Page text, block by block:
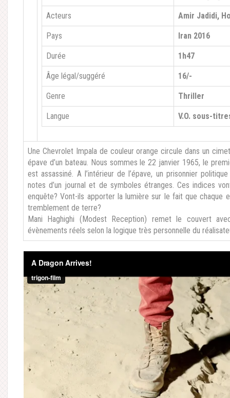
Acteurs Amir Jadidi,
Pays Iran 2016
Durée 1h47
Âge légal/suggéré 16/-
Genre Thriller
Langue V.O. sous-
Une Chevrolet Impala de couleur orange circule dans un
épave d’un bateau. Nous sommes le 22 janvier 1965, le
est assassiné. A l’intérieur de l’épave, un prisonnier
notes d’un journal et de symboles étranges. Ces indices
enquête? Vont-ils apporter la lumière sur le fait que chaque
tremblement de terre?
Mani Haghighi (Modest Reception) remet le couvert
évènements réels selon la logique très personnelle du